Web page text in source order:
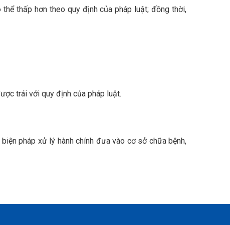
thấp hơn theo quy định của pháp luật; đồng thời,
trái với quy định của pháp luật.
pháp xử lý hành chính đưa vào cơ sở chữa bệnh,